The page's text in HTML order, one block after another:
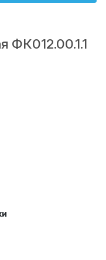
ФК012.00.1.1